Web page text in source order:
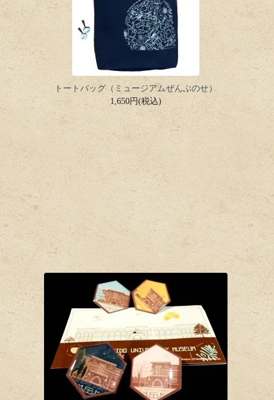
トートバッグ（ミュージアムぜんぶのせ）
1,650円(税込)